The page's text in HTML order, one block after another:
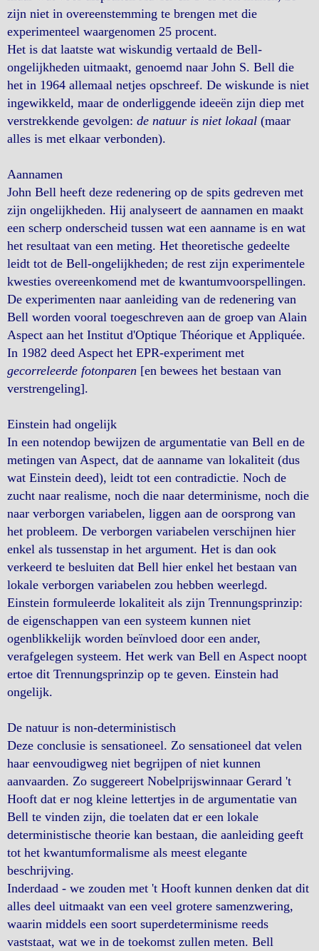
zijn niet in overeenstemming te brengen met die
experimenteel waargenomen 25 procent.
Het is dat laatste wat wiskundig vertaald de Bell-
ongelijkheden uitmaakt, genoemd naar John S. Bell die
het in 1964 allemaal netjes opschreef. De wiskunde is niet
ingewikkeld, maar de onderliggende ideeën zijn diep met
verstrekkende gevolgen: de natuur is niet lokaal (maar
alles is met elkaar verbonden).
Aannamen
John Bell heeft deze redenering op de spits gedreven met
zijn ongelijkheden. Hij analyseert de aannamen en maakt
een scherp onderscheid tussen wat een aanname is en wat
het resultaat van een meting. Het theoretische gedeelte
leidt tot de Bell-ongelijkheden; de rest zijn experimentele
kwesties overeenkomend met de kwantumvoorspellingen.
De experimenten naar aanleiding van de redenering van
Bell worden vooral toegeschreven aan de groep van Alain
Aspect aan het Institut d'Optique Théorique et Appliquée.
In 1982 deed Aspect het EPR-experiment met
gecorreleerde fotonparen [en bewees het bestaan van
verstrengeling].
Einstein had ongelijk
In een notendop bewijzen de argumentatie van Bell en de
metingen van Aspect, dat de aanname van lokaliteit (dus
wat Einstein deed), leidt tot een contradictie. Noch de
zucht naar realisme, noch die naar determinisme, noch die
naar verborgen variabelen, liggen aan de oorsprong van
het probleem. De verborgen variabelen verschijnen hier
enkel als tussenstap in het argument. Het is dan ook
verkeerd te besluiten dat Bell hier enkel het bestaan van
lokale verborgen variabelen zou hebben weerlegd.
Einstein formuleerde lokaliteit als zijn Trennungsprinzip:
de eigenschappen van een systeem kunnen niet
ogenblikkelijk worden beïnvloed door een ander,
verafgelegen systeem. Het werk van Bell en Aspect noopt
ertoe dit Trennungsprinzip op te geven. Einstein had
ongelijk.
De natuur is non-deterministisch
Deze conclusie is sensationeel. Zo sensationeel dat velen
haar eenvoudigweg niet begrijpen of niet kunnen
aanvaarden. Zo suggereert Nobelprijswinnaar Gerard 't
Hooft dat er nog kleine lettertjes in de argumentatie van
Bell te vinden zijn, die toelaten dat er een lokale
deterministische theorie kan bestaan, die aanleiding geeft
tot het kwantumformalisme als meest elegante
beschrijving.
Inderdaad - we zouden met 't Hooft kunnen denken dat dit
alles deel uitmaakt van een veel grotere samenzwering,
waarin middels een soort superdeterminisme reeds
vaststaat, wat we in de toekomst zullen meten. Bell